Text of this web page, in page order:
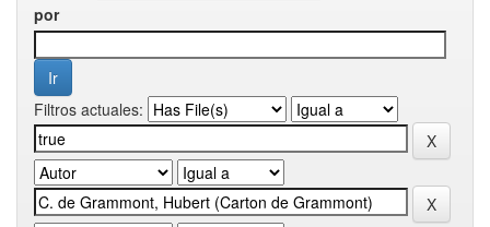
por
Filtros actuales: